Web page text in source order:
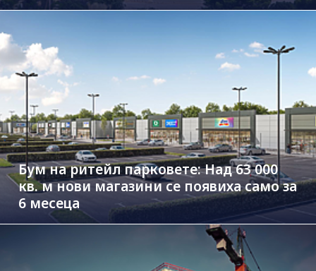
Бум на ритейл парковете: Над 63 000
кв. м нови магазини се появиха само за
6 месеца